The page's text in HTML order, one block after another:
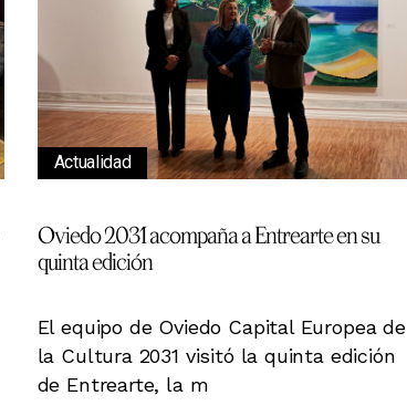
Actualidad
Oviedo 2031 acompaña a Entrearte en su
quinta edición
El equipo de Oviedo Capital Europea de
la Cultura 2031 visitó la quinta edición
de Entrearte, la m